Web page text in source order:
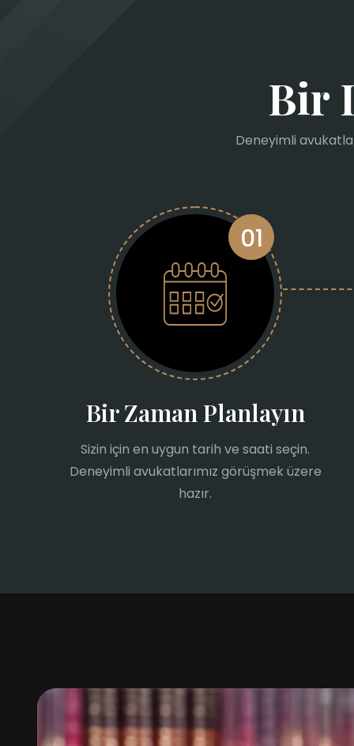
Bir
Deneyimli
01
Bir Zaman Planlayın
Sizin için en uygun tarih ve saati seçin.
Deneyimli avukatlarımız görüşmek üzere
hazır.